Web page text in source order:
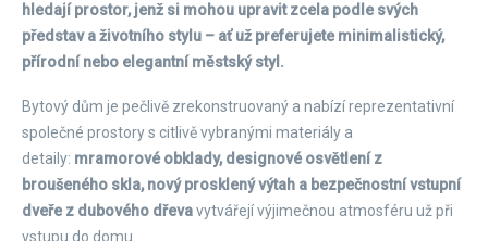
hledají prostor, jenž si mohou upravit zcela podle svých
představ a životního stylu – ať už preferujete minimalistický,
přírodní nebo elegantní městský styl.
Bytový dům je pečlivě zrekonstruovaný a nabízí reprezentativní
společné prostory s citlivě vybranými materiály a
detaily: mramorové obklady, designové osvětlení z
broušeného skla, nový prosklený výtah a bezpečnostní vstupní
dveře z dubového dřevavytvářejí výjimečnou atmosféru už při
vstupu do domu.